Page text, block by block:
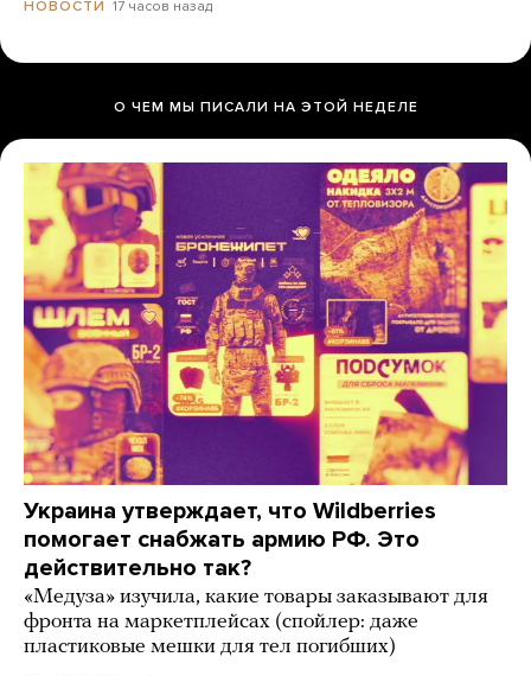
НОВОСТИ 17 часов назад
О ЧЕМ МЫ ПИСАЛИ НА ЭТОЙ НЕДЕЛЕ
Украина утверждает, что Wildberries
помогает снабжать армию РФ. Это
действительно так?
«Медуза» изучила, какие товары заказывают для
фронта на маркетплейсах (спойлер: даже
пластиковые мешки для тел погибших)